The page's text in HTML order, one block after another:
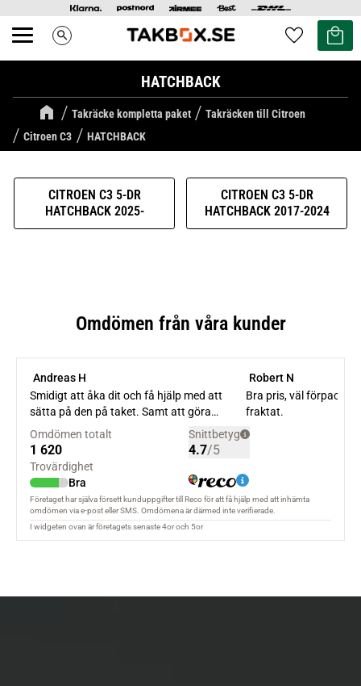
Meny search Favoriter
Kundvagn
HATCHBACK
Takräcke kompletta paket
Takräcken till Citroen
Citroen C3
HATCHBACK
CITROEN C3 5-DR
HATCHBACK 2025-
CITROEN C3 5-DR
HATCHBACK 2017-2024